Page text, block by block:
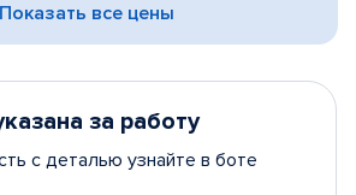
Показать все цены
за работу
с деталью узнайте в боте